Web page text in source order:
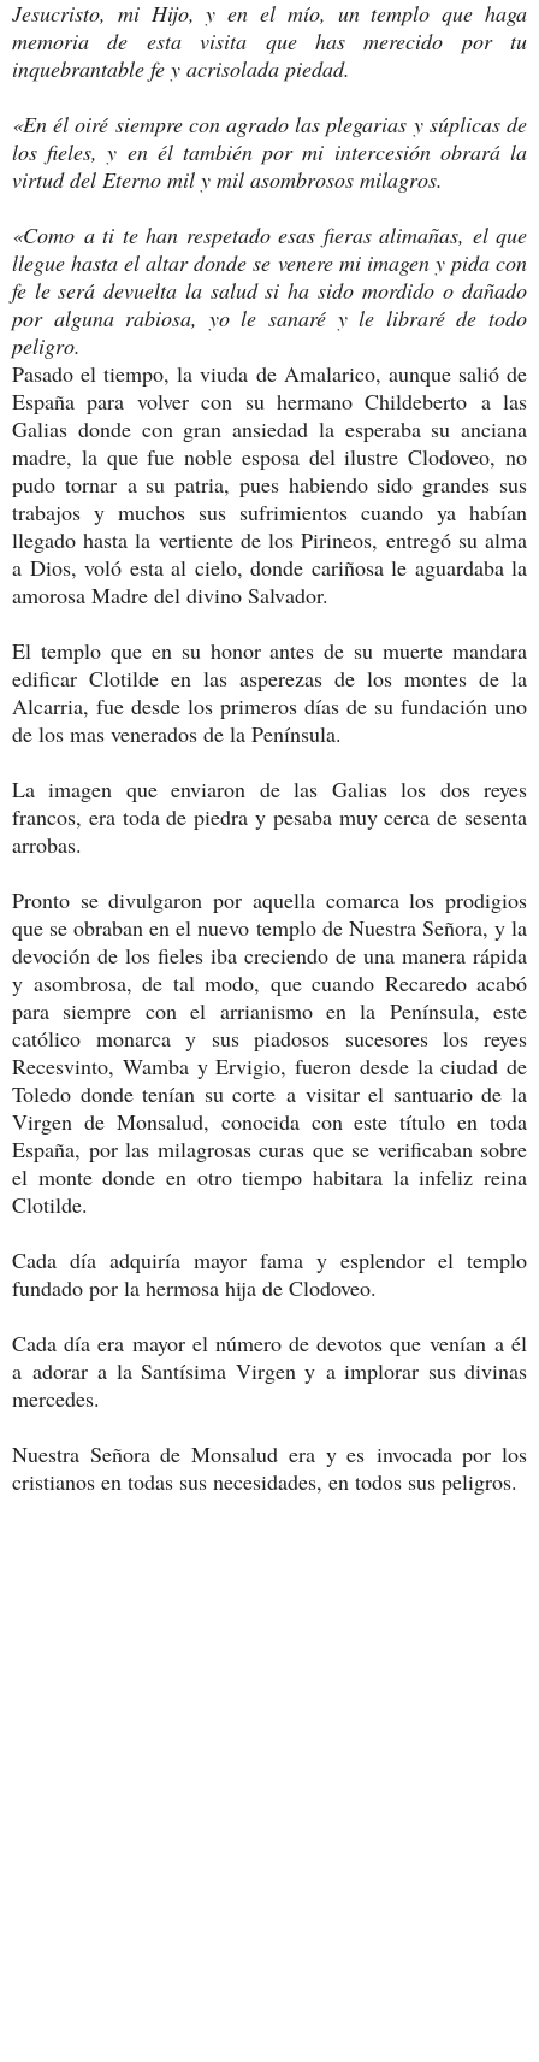
Jesucristo, mi Hijo, y en el mío, un templo que haga
memoria de esta visita que has merecido por tu
inquebrantable fe y acrisolada piedad.
«En él oiré siempre con agrado las plegarias y súplicas de
los fieles, y en él también por mi intercesión obrará la
virtud del Eterno mil y mil asombrosos milagros.
«Como a ti te han respetado esas fieras alimañas, el que
llegue hasta el altar donde se venere mi imagen y pida con
fe le será devuelta la salud si ha sido mordido o dañado
por alguna rabiosa, yo le sanaré y le libraré de todo
peligro.
Pasado el tiempo, la viuda de Amalarico, aunque salió de
España para volver con su hermano Childeberto a las
Galias donde con gran ansiedad la esperaba su anciana
madre, la que fue noble esposa del ilustre Clodoveo, no
pudo tornar a su patria, pues habiendo sido grandes sus
trabajos y muchos sus sufrimientos cuando ya habían
llegado hasta la vertiente de los Pirineos, entregó su alma
a Dios, voló esta al cielo, donde cariñosa le aguardaba la
amorosa Madre del divino Salvador.
El templo que en su honor antes de su muerte mandara
edificar Clotilde en las asperezas de los montes de la
Alcarria, fue desde los primeros días de su fundación uno
de los mas venerados de la Península.
La imagen que enviaron de las Galias los dos reyes
francos, era toda de piedra y pesaba muy cerca de sesenta
arrobas.
Pronto se divulgaron por aquella comarca los prodigios
que se obraban en el nuevo templo de Nuestra Señora, y la
devoción de los fieles iba creciendo de una manera rápida
y asombrosa, de tal modo, que cuando Recaredo acabó
para siempre con el arrianismo en la Península, este
católico monarca y sus piadosos sucesores los reyes
Recesvinto, Wamba y Ervigio, fueron desde la ciudad de
Toledo donde tenían su corte a visitar el santuario de la
Virgen de Monsalud, conocida con este título en toda
España, por las milagrosas curas que se verificaban sobre
el monte donde en otro tiempo habitara la infeliz reina
Clotilde.
Cada día adquiría mayor fama y esplendor el templo
fundado por la hermosa hija de Clodoveo.
Cada día era mayor el número de devotos que venían a él
a adorar a la Santísima Virgen y a implorar sus divinas
mercedes.
Nuestra Señora de Monsalud era y es invocada por los
cristianos en todas sus necesidades, en todos sus peligros.